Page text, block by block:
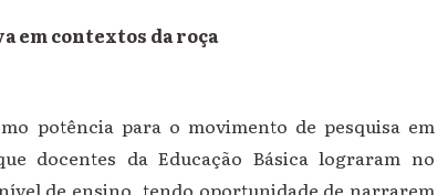
em contextos da roça
potência para o movimento de pesquisa em
docentes da Educação Básica lograram no
de ensino, tendo oportunidade de narrarem